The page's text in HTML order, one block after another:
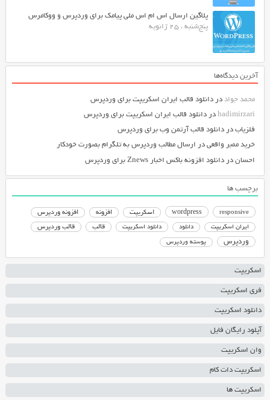
پلاگین ارسال اس ام اس ملی پیامک برای وردپرس و ووکامرس
پنج‌شنبه ، 25 ژانویه
آخرین دیدگاه‌ها
محمد جواددر دانلود قالب ایران اسکریپت برای وردپرس
hadimirzariدر دانلود قالب ایران اسکریپت برای وردپرس
فلزیابدر دانلود قالب آرتمن وب برای وردپرس
خرید ممبر واقعیدر ارسال مطالب وردپرس به تلگرام بصورت خودکار
احساندر دانلود افزونه باکس اخبار Znews برای وردپرس
برچسب ها
responsive
wordpress اسکریپت افزونه افزونه وردپرس
ایران اسکریپت دانلود دانلود اسکریپت قالب قالب وردپرس
وردپرس پوسته وردپرس
اسکریپت
فری اسکریپت
دانلود اسکریپت
آپلود رایگان فایل
وان اسکریپت
اسکریپت دات کام
اسکریپت ها